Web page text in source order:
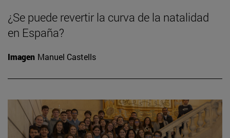
¿Se puede revertir la curva de la natalidad
en España?
Imagen Manuel Castells